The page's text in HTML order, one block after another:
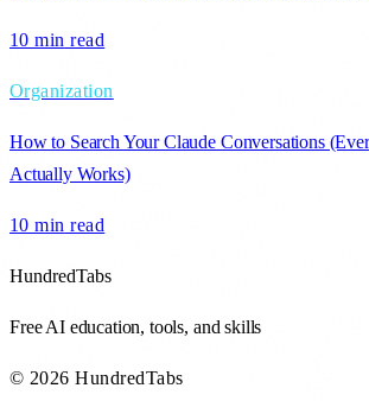
10 min read
Organization
How to Search Your Claude Conversations
Actually Works)
10 min read
HundredTabs
Free AI education, tools, and skills
© 2026 HundredTabs